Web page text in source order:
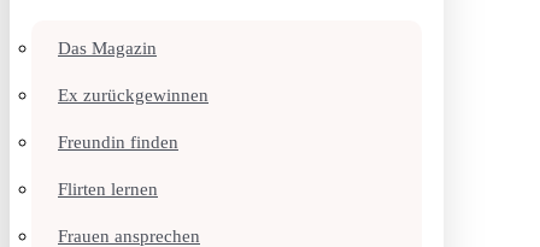
Das Magazin
Ex zurückgewinnen
Freundin finden
Flirten lernen
Frauen ansprechen